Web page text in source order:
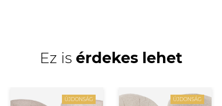
Ez is érdekes lehet
ÚJDONSÁG ÚJDONSÁG